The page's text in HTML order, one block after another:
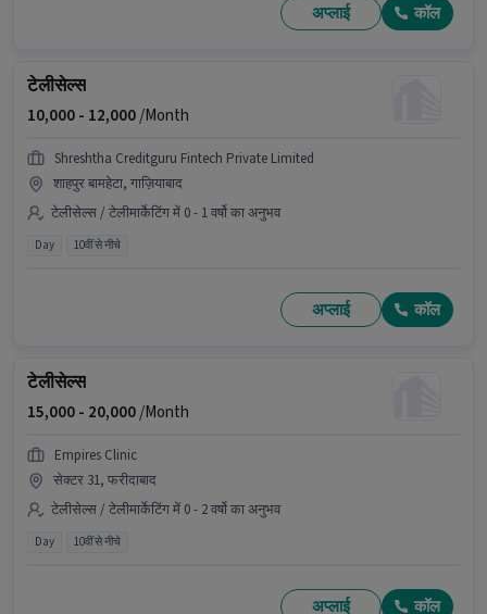
अप्लाई कॉल
टेलीसेल्स
10,000 - 12,000/Month
Shreshtha Creditguru Fintech Private Limited
शाहपुर बामहेटा, गाज़ियाबाद
टेलीसेल्स / टेलीमार्केटिंग में 0 - 1 वर्षो का अनुभव
Day 10वीं से नीचे
अप्लाई कॉल
टेलीसेल्स
15,000 - 20,000/Month
Empires Clinic
सेक्टर 31, फरीदाबाद
टेलीसेल्स / टेलीमार्केटिंग में 0 - 2 वर्षो का अनुभव
Day 10वीं से नीचे
अप्लाई कॉल